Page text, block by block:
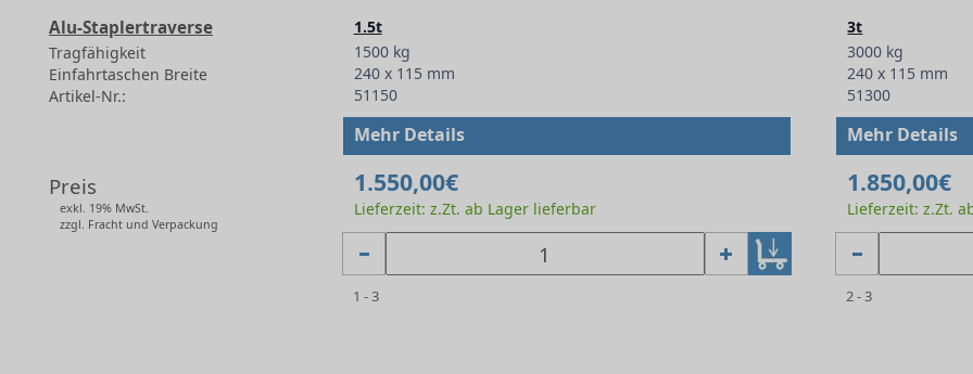
Alu-Staplertraverse
Tragfähigkeit
Einfahrtaschen Breite
Artikel-Nr.:
Preis
exkl. 19% MwSt.
zzgl. Fracht und Verpackung
1.5t
1500 kg
240 x 115 mm
51150
Mehr Details
1.550,00€
Lieferzeit: z.Zt. ab Lager lieferbar
1 - 3
3t
3000 kg
240 x 115 mm
51300
Mehr Details
1.850,00€
Lieferzeit: z.Zt.
2 - 3